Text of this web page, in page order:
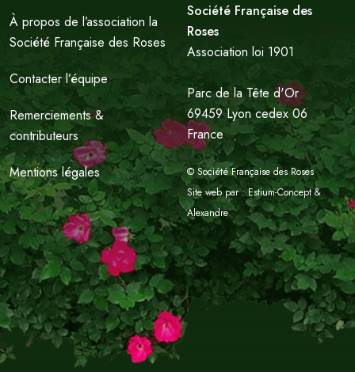
À propos de l’association la
Société Française des Roses
Contacter l’équipe
Remerciements &
contributeurs
Mentions légales
Société Française des
Roses
Association loi 1901
Parc de la Tête d'Or
69459 Lyon cedex 06
France
© Société Française des Roses
Site web par :Estium-Concept&
Alexandre